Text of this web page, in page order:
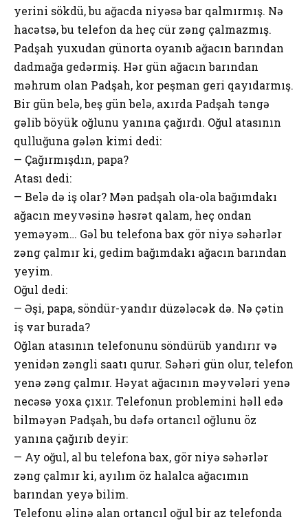
yerini sökdü, bu ağacda niyəsə bar qalmırmış. Nə
hacətsə, bu telefon da heç cür zəng çalmazmış.
Padşah yuxudan günorta oyanıb ağacın barından
dadmağa gedərmiş. Hər gün ağacın barından
məhrum olan Padşah, kor peşman geri qayıdarmış.
Bir gün belə, beş gün belə, axırda Padşah təngə
gəlib böyük oğlunu yanına çağırdı. Oğul atasının
qulluğuna gələn kimi dedi:
— Çağırmışdın, papa?
Atası dedi:
— Belə də iş olar? Mən padşah ola-ola bağımdakı
ağacın meyvəsinə həsrət qalam, heç ondan
yeməyəm… Gəl bu telefona bax gör niyə səhərlər
zəng çalmır ki, gedim bağımdakı ağacın barından
yeyim.
Oğul dedi:
— Əşi, papa, söndür-yandır düzələcək də. Nə çətin
iş var burada?
Oğlan atasının telefonunu söndürüb yandırır və
yenidən zəngli saatı qurur. Səhəri gün olur, telefon
yenə zəng çalmır. Həyat ağacının məyvələri yenə
necəsə yoxa çıxır. Telefonun problemini həll edə
bilməyən Padşah, bu dəfə ortancıl oğlunu öz
yanına çağırıb deyir:
— Ay oğul, al bu telefona bax, gör niyə səhərlər
zəng çalmır ki, ayılım öz halalca ağacımın
barından yeyə bilim.
Telefonu əlinə alan ortancıl oğul bir az telefonda